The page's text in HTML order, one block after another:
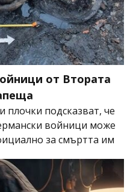
от Втората
подсказват, че
войници може
за смъртта им